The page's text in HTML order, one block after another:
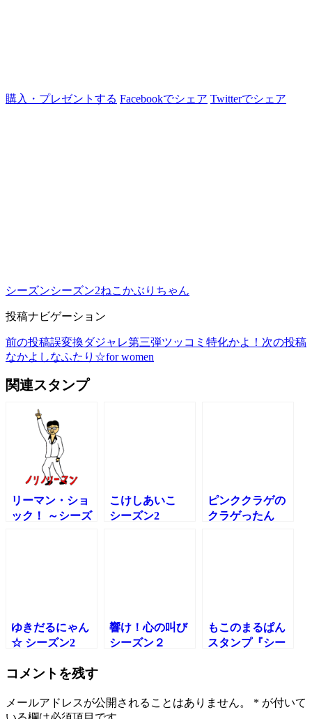
購入・プレゼントする Facebookでシェア Twitterでシェア
シーズンシーズン2ねこかぶりちゃん
投稿ナビゲーション
前の投稿誤変換ダジャレ第三弾ツッコミ特化かよ！ 次の投稿
なかよしなふたり☆for women
関連スタンプ
リーマン・ショ
ック！ ～シーズ
こけしあいこ
シーズン2
ピンククラゲの
クラゲったん
ゆきだるにゃん
☆ シーズン2
響け！心の叫び
シーズン２
もこのまるぱん
スタンプ『シー
コメントを残す
メールアドレスが公開されることはありません。 * が付いて